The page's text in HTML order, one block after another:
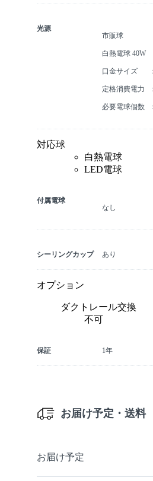
光源
市販球
白熱電球 40W
口金サイズ
定格消費電力
必要電球個数
対応球
白熱電球
LED電球
付属電球
なし
シーリングカップ あり
オプション
ダクトレール交換
不可
保証 1年
お届け予定・送料
お届け予定